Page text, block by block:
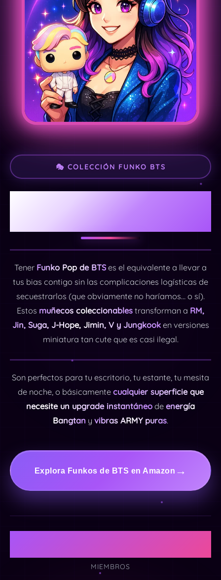
🎭 COLECCIÓN FUNKO BTS
Tener Funko Pop de BTS es el equivalente a llevar a
tus bias contigo sin las complicaciones logísticas de
secuestrarlos (que obviamente no haríamos… o sí).
Estos muñecos coleccionables transforman a RM,
Jin, Suga, J-Hope, Jimin, V y Jungkooken versiones
miniatura tan cute que es casi ilegal.
Son perfectos para tu escritorio, tu estante, tu mesita
de noche, o básicamente cualquier superficie que
necesite un upgrade instantáneo de energía
Bangtan y vibras ARMY puras.
Explora Funkos de BTS en Amazon
MIEMBROS